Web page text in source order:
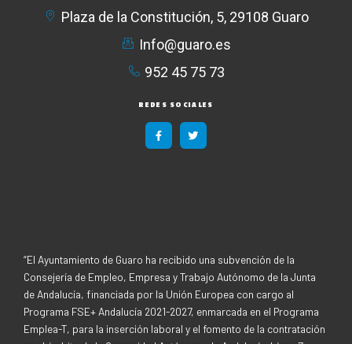
Plaza de la Constitución, 5, 29108 Guaro
Info@guaro.es
952 45 75 73​
REDES SOCIALES
a
c
e
w
i
t
“El Ayuntamiento de Guaro ha recibido una subvención de la
Consejería de Empleo, Empresa y Trabajo Autónomo de la Junta
de Andalucía, financiada por la Unión Europea con cargo al
Programa FSE+ Andalucía 2021-2027, enmarcada en el Programa
Emplea-T, para la inserción laboral y el fomento de la contratación